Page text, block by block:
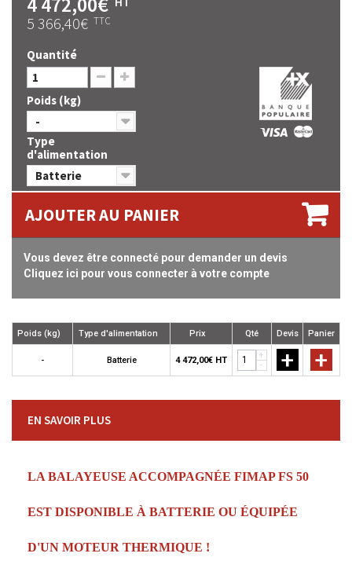
5 366,40€ TTC
Quantité
Poids (kg)
-
Type
d'alimentation
Batterie
AJOUTER AU PANIER
Vous devez être connecté pour demander un devis
Cliquez ici pour vous connecter à votre compte
Poids (kg) Type d'alimentation Prix Qté Devis Panier
- Batterie 4 472,00€ HT
+
-
+ +
EN SAVOIR PLUS
LA BALAYEUSE ACCOMPAGNÉE FIMAP FS 50
EST DISPONIBLE À BATTERIE OU ÉQUIPÉE
D'UN MOTEUR THERMIQUE !